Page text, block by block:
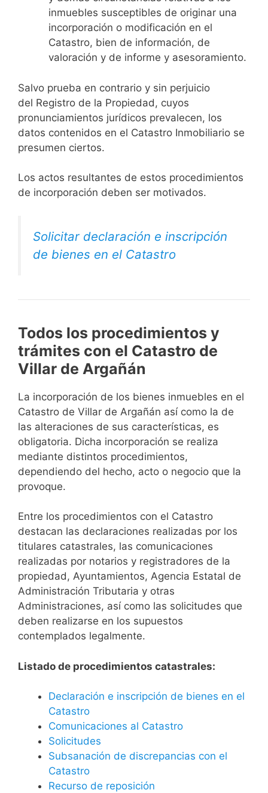
inmuebles susceptibles de originar una
incorporación o modificación en el
Catastro, bien de información, de
valoración y de informe y asesoramiento.
Salvo prueba en contrario y sin perjuicio
del Registro de la Propiedad, cuyos
pronunciamientos jurídicos prevalecen, los
datos contenidos en el Catastro Inmobiliario se
presumen ciertos.
Los actos resultantes de estos procedimientos
de incorporación deben ser motivados.
Solicitar declaración e inscripción
de bienes en el Catastro
Todos los procedimientos y
trámites con el Catastro de
Villar de Argañán
La incorporación de los bienes inmuebles en el
Catastro de Villar de Argañán así como la de
las alteraciones de sus características, es
obligatoria. Dicha incorporación se realiza
mediante distintos procedimientos,
dependiendo del hecho, acto o negocio que la
provoque.
Entre los procedimientos con el Catastro
destacan las declaraciones realizadas por los
titulares catastrales, las comunicaciones
realizadas por notarios y registradores de la
propiedad, Ayuntamientos, Agencia Estatal de
Administración Tributaria y otras
Administraciones, así como las solicitudes que
deben realizarse en los supuestos
contemplados legalmente.
Listado de procedimientos catastrales:
Declaración e inscripción de bienes en el
Catastro
Comunicaciones al Catastro
Solicitudes
Subsanación de discrepancias con el
Catastro
Recurso de reposición